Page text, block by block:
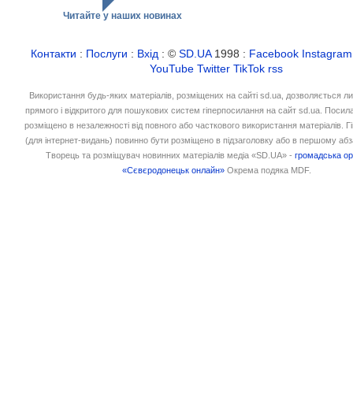
Читайте у наших новинах
Контакти : Послуги : Вхід : ©SD.UA1998 : Facebook Instagram
YouTube Twitter TikTok rss
Використання будь-яких матеріалів, розміщених на сайті sd.ua, дозволяється
прямого і відкритого для пошукових систем гіперпосилання на сайт sd.ua.
розміщено в незалежності від повного або часткового використання матеріалів.
(для інтернет-видань) повинно бути розміщено в підзаголовку або в першому
Творець та розміщувач новинних матеріалів медіа «SD.UA» -громадська
«Сєвєродонецьк онлайн» Окрема подяка MDF.